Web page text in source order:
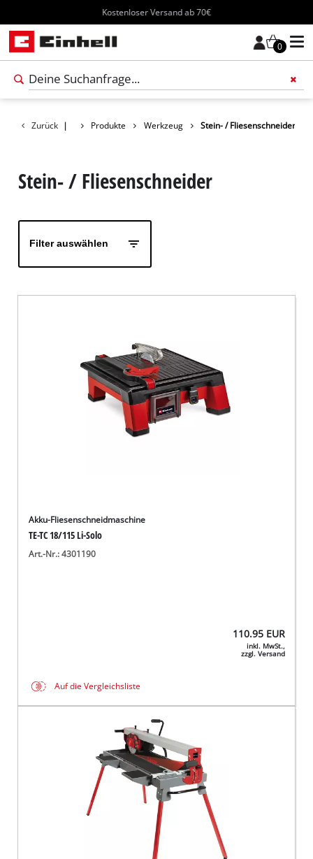
Kostenloser Versand ab 70€
0
Zurück | Produkte Werkzeug Stein- / Fliesenschneider
Stein- / Fliesenschneider
Filter auswählen
Akku-Fliesenschneidmaschine
TE-TC 18/115 Li-Solo
Art.-Nr.: 4301190
110.95 EUR
inkl. MwSt.,
zzgl. Versand
Auf die Vergleichsliste